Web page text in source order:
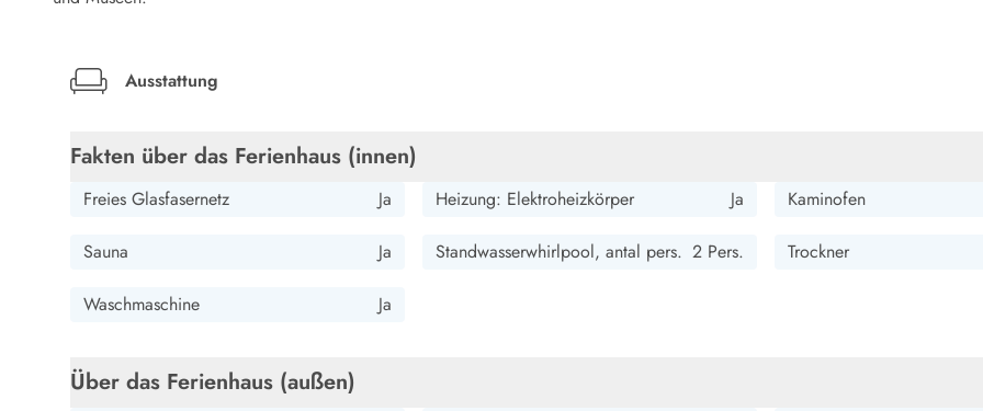
Bowling in Dänemark
Minigolf spielen in Dänemark
Golfen in Dänemark
Fitnesscenter in Dänemark
Fahrradfahren in Dänemark
Surfen in Dänemark
Wasserski in Dänemark
Historische Museen
Ausstattung
Fakten über das Ferienhaus (innen)
Freies Glasfasernetz Ja Heizung: Elektroheizkörper Ja Kaminofen
Sauna Ja Standwasserwhirlpool, antal pers. 2 Pers. Trockner
Waschmaschine Ja
Über das Ferienhaus (außen)